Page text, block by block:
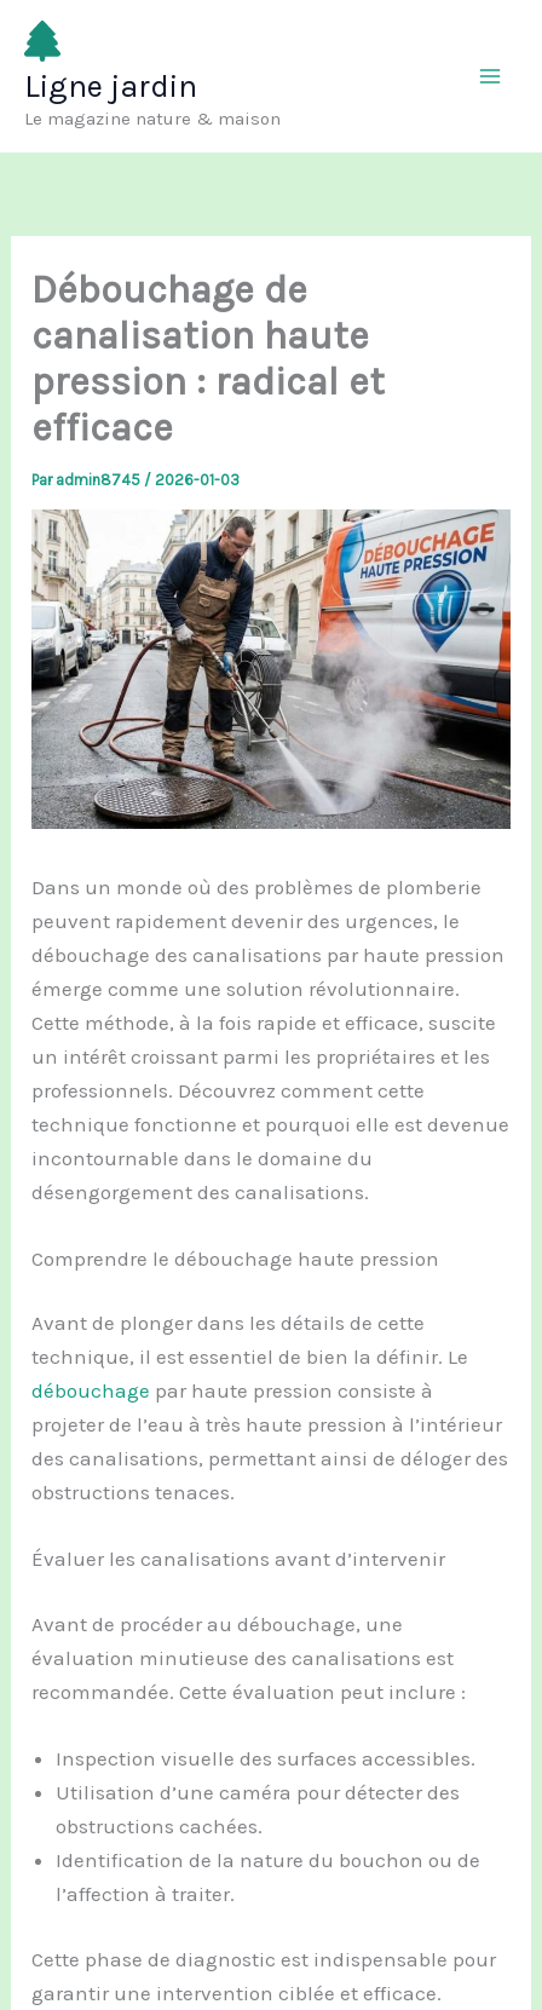
Aller
contenu
Ligne jardin
Le magazine nature & maison
Débouchage de
canalisation haute
pression : radical et
efficace
Par admin8745 /2026-01-03
Dans un monde où des problèmes de plomberie
peuvent rapidement devenir des urgences, le
débouchage des canalisations par haute pression
émerge comme une solution révolutionnaire.
Cette méthode, à la fois rapide et efficace, suscite
un intérêt croissant parmi les propriétaires et les
professionnels. Découvrez comment cette
technique fonctionne et pourquoi elle est devenue
incontournable dans le domaine du
désengorgement des canalisations.
Comprendre le débouchage haute pression
Avant de plonger dans les détails de cette
technique, il est essentiel de bien la définir. Le
débouchage par haute pression consiste à
projeter de l’eau à très haute pression à l’intérieur
des canalisations, permettant ainsi de déloger des
obstructions tenaces.
Évaluer les canalisations avant d’intervenir
Avant de procéder au débouchage, une
évaluation minutieuse des canalisations est
recommandée. Cette évaluation peut inclure :
Inspection visuelle des surfaces accessibles.
Utilisation d’une caméra pour détecter des
obstructions cachées.
Identification de la nature du bouchon ou de
l’affection à traiter.
Cette phase de diagnostic est indispensable pour
garantir une intervention ciblée et efficace.